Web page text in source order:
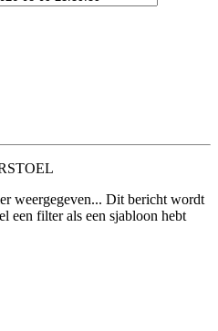
weergegeven... Dit bericht wordt
een filter als een sjabloon hebt